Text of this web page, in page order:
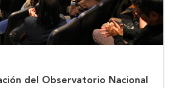
del Observatorio Nacional